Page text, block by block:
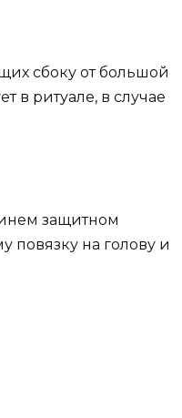
сбоку от большой
в ритуале, в случае
защитном
повязку на голову и